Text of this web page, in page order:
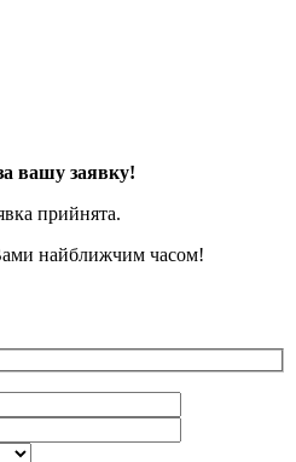
вашу заявку!
прийнята.
найближчим часом!